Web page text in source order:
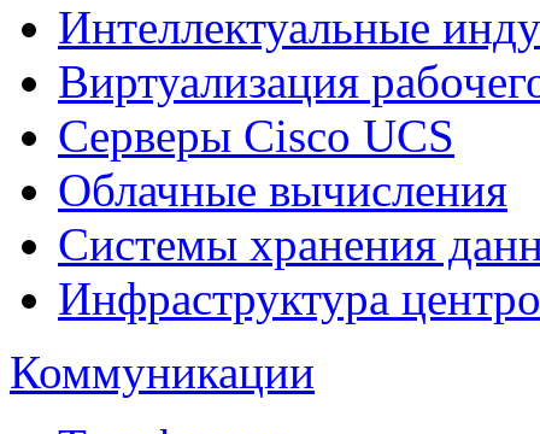
Интеллектуальные
Виртуализация
Cерверы Cisco UCS
Облачные вычисления
Системы хранения
Инфраструктура
Коммуникации